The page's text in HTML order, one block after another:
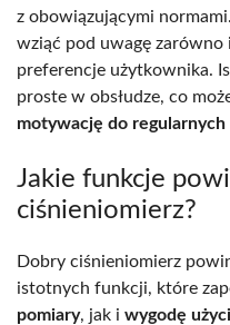
z obowiązującymi
wziąć pod uwagę
preferencje użytkownika.
proste w obsłudze, co
motywację do
Jakie funkcje
ciśnieniomierz?
Dobry ciśnieniomierz
istotnych funkcji, które
pomiary, jak i wygodę